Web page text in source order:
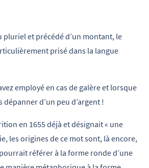
et précédé d’un montant, le
prisé dans la langue
employé en cas de galère et lorsque
d’un peu d’argent !
en 1655 déjà et désignait « une
les origines de ce mot sont, là encore,
référer à la forme ronde d’une